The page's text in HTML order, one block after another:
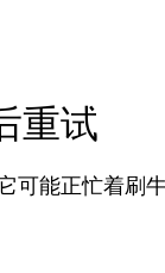
重试
可能正忙着刷